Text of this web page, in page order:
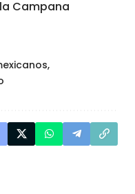
Campana